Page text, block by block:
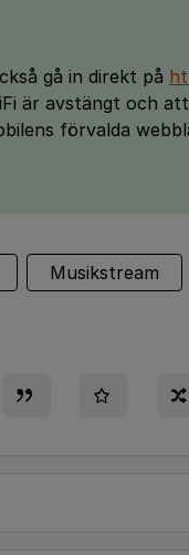
gå in direkt på
är avstängt och
förvalda
Musikstream